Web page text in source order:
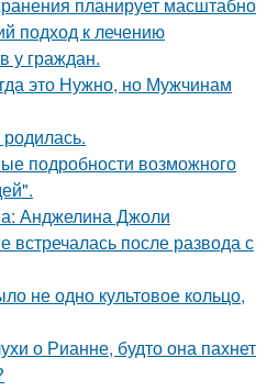
подход к лечению
у граждан.
это Нужно, но Мужчинам
подробности возможного
Анджелина Джоли
встречалась после развода с
не одно культовое кольцо,
о Рианне, будто она пахнет